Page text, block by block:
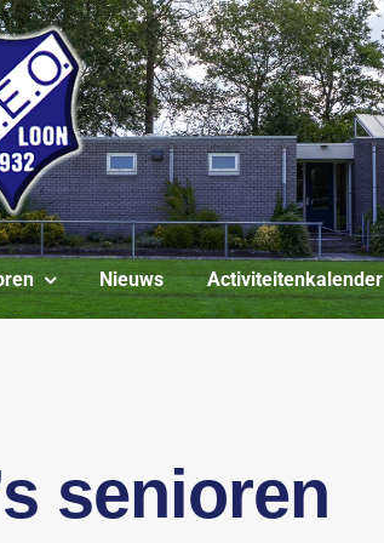
Nieuws Activiteitenkalender
senioren